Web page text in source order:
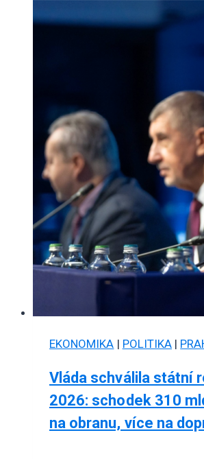
EKONOMIKA | POLITIKA |
Vláda schválila státní
2026: schodek 310
na obranu, více na